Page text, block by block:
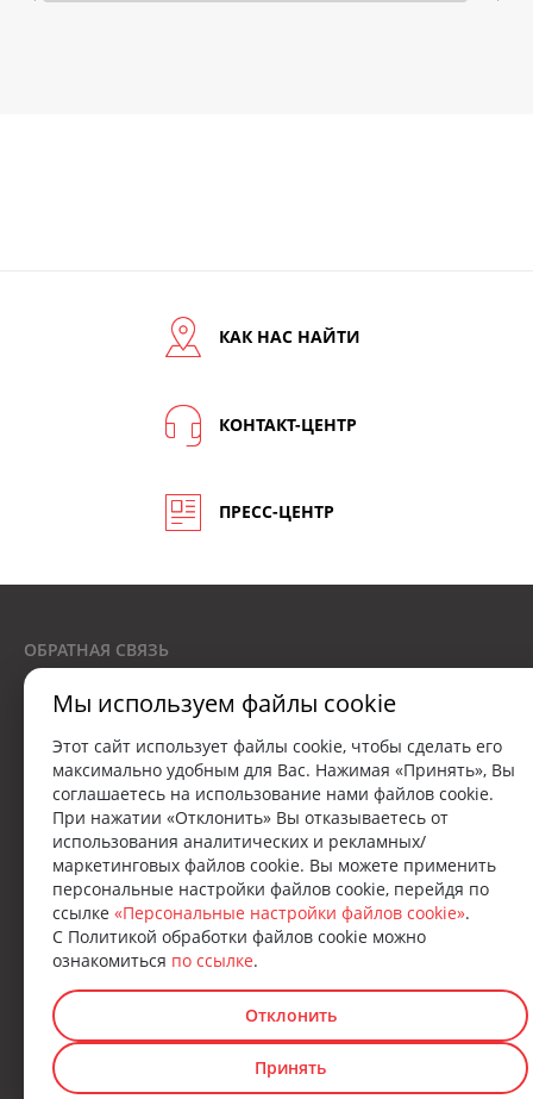
КАК НАС НАЙТИ
КОНТАКТ-ЦЕНТР
ПРЕСС-ЦЕНТР
ОБРАТНАЯ СВЯЗЬ
7151
Звонки принимаются с 9:00 до 18:00
Лицензия на осуществление бессрочной страховой деятельности
© 2010 - 2026 «СБА ЗАСО “Купала”»
Мы используем файлы cookie
Этот сайт использует файлы cookie, чтобы сделать его
максимально удобным для Вас. Нажимая «Принять», Вы
соглашаетесь на использование нами файлов cookie.
При нажатии «Отклонить» Вы отказываетесь от
использования аналитических и рекламных/
маркетинговых файлов cookie. Вы можете применить
персональные настройки файлов cookie, перейдя по
ссылке «Персональные настройки файлов cookie».
С Политикой обработки файлов cookie можно
ознакомиться по ссылке.
Отклонить
Принять